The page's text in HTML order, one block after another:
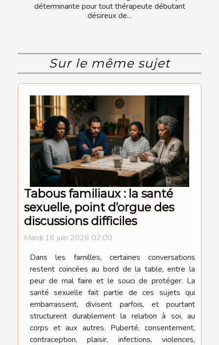
déterminante pour tout thérapeute débutant
désireux de...
Sur le même sujet
Tabous familiaux : la santé
sexuelle, point d’orgue des
discussions difficiles
Mardi 16 juin 2026 02:00
Dans les familles, certaines conversations
restent coincées au bord de la table, entre la
peur de mal faire et le souci de protéger. La
santé sexuelle fait partie de ces sujets qui
embarrassent, divisent parfois, et pourtant
structurent durablement la relation à soi, au
corps et aux autres. Puberté, consentement,
contraception, plaisir, infections, violences,